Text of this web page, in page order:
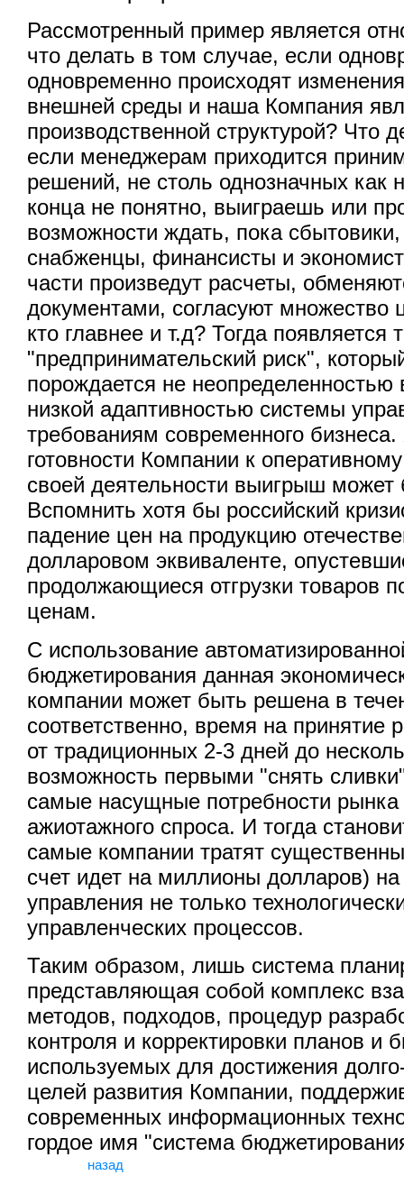
Рассмотренный пример является
что делать в том случае, если
одновременно происходят
внешней среды и наша Компания
производственной структурой? Что
если менеджерам приходится
решений, не столь однозначных как
конца не понятно, выиграешь или
возможности ждать, пока
снабженцы, финансисты и
части произведут расчеты,
документами, согласуют множество
кто главнее и т.д? Тогда появляется
"предпринимательский риск",
порождается не
низкой адаптивностью системы
требованиям современного
готовности Компании к
своей деятельности выигрыш
Вспомнить хотя бы российский
падение цен на продукцию
долларовом эквиваленте,
продолжающиеся отгрузки товаров
ценам.
С использование
бюджетирования данная
компании может быть решена в
соответственно, время на принятие
от традиционных 2-3 дней до
возможность первыми "снять
самые насущные потребности
ажиотажного спроса. И тогда
самые компании тратят
счет идет на миллионы долларов)
управления не только
управленческих процессов.
Таким образом, лишь система
представляющая собой комплекс
методов, подходов, процедур
контроля и корректировки планов и
используемых для достижения
целей развития Компании,
современных информационных
гордое имя "система
назад